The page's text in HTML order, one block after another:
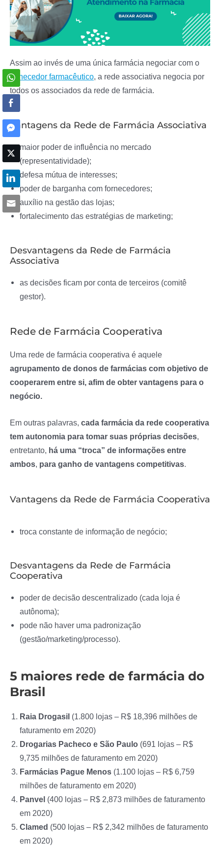
Assim ao invés de uma única farmácia negociar com o
fornecedor farmacêutico, a rede associativa negocia por
todos os associados da rede de farmácia.
Vantagens da Rede de Farmácia Associativa
maior poder de influência no mercado
(representatividade);
defesa mútua de interesses;
poder de barganha com fornecedores;
auxílio na gestão das lojas;
fortalecimento das estratégias de marketing;
Desvantagens da Rede de Farmácia
Associativa
as decisões ficam por conta de terceiros (comitê
gestor).
Rede de Farmácia Cooperativa
Uma rede de farmácia cooperativa é aquele
agrupamento de donos de farmácias com objetivo de
cooperarem entre si, afim de obter vantagens para o
negócio.
Em outras palavras, cada farmácia da rede cooperativa
tem autonomia para tomar suas próprias decisões,
entretanto, há uma “troca” de informações entre
ambos, para ganho de vantagens competitivas.
Vantagens da Rede de Farmácia Cooperativa
troca constante de informação de negócio;
Desvantagens da Rede de Farmácia
Cooperativa
poder de decisão descentralizado (cada loja é
autônoma);
pode não haver uma padronização
(gestão/marketing/processo).
5 maiores rede de farmácia do
Brasil
Raia Drogasil (1.800 lojas – R$ 18,396 milhões de
faturamento em 2020)
Drogarias Pacheco e São Paulo (691 lojas – R$
9,735 milhões de faturamento em 2020)
Farmácias Pague Menos (1.100 lojas – R$ 6,759
milhões de faturamento em 2020)
Panvel (400 lojas – R$ 2,873 milhões de faturamento
em 2020)
Clamed (500 lojas – R$ 2,342 milhões de faturamento
em 2020)